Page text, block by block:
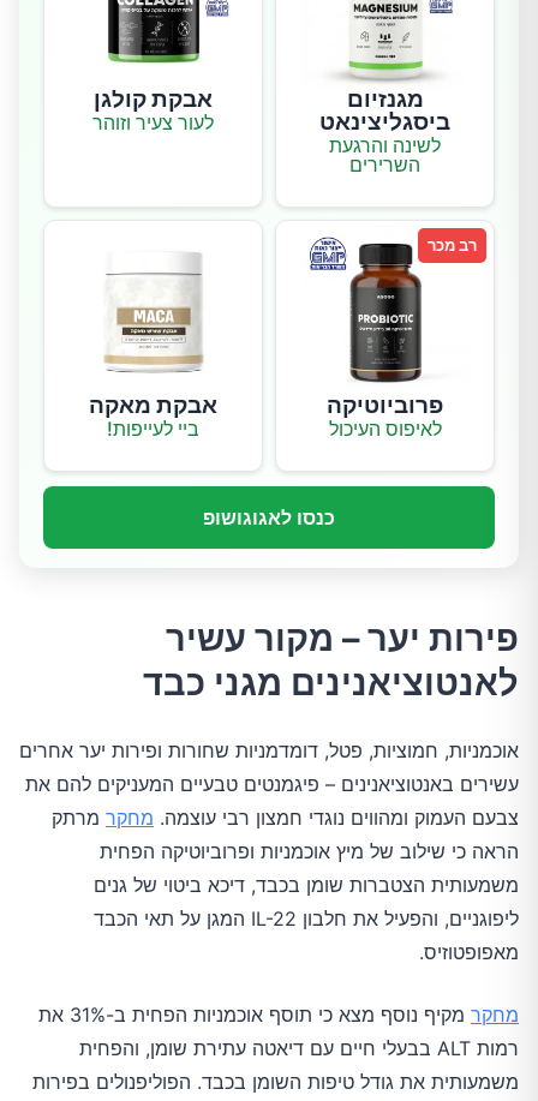
מגנזיום
ביסגליצינאט
לשינה והרגעת
השרירים
אבקת קולגן
לעור צעיר וזוהר
רב מכר
פרוביוטיקה
לאיפוס העיכול
אבקת מאקה
ביי לעייפות!
כנסו לאגוגושופ
פירות יער – מקור עשיר
לאנטוציאנינים מגני כבד
אוכמניות, חמוציות, פטל, דומדמניות שחורות ופירות יער אחרים
עשירים באנטוציאנינים – פיגמנטים טבעיים המעניקים להם את
צבעם העמוק ומהווים נוגדי חמצון רבי עוצמה. מחקר מרתק
הראה כי שילוב של מיץ אוכמניות ופרוביוטיקה הפחית
משמעותית הצטברות שומן בכבד, דיכא ביטוי של גנים
ליפוגניים, והפעיל את חלבון IL-22 המגן על תאי הכבד
מאפופטוזיס.
מחקר
מקיף נוסף מצא כי תוסף אוכמניות הפחית ב-31% את
רמות ALT בבעלי חיים עם דיאטה עתירת שומן, והפחית
משמעותית את גודל טיפות השומן בכבד. הפוליפנולים בפירות